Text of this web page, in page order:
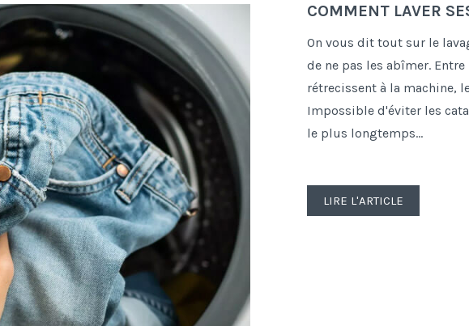
COMMENT LAVER
On vous dit tout sur le
de ne pas les abîmer.
rétrecissent à la machine,
Impossible d'éviter les
le plus longtemps...
LIRE L'ARTICLE